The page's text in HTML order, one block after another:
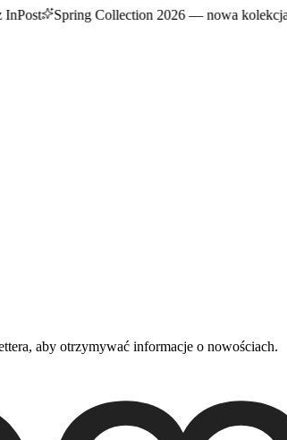
Spring Collection 2026 — nowa kolekcja
aby otrzymywać informacje o nowościach.